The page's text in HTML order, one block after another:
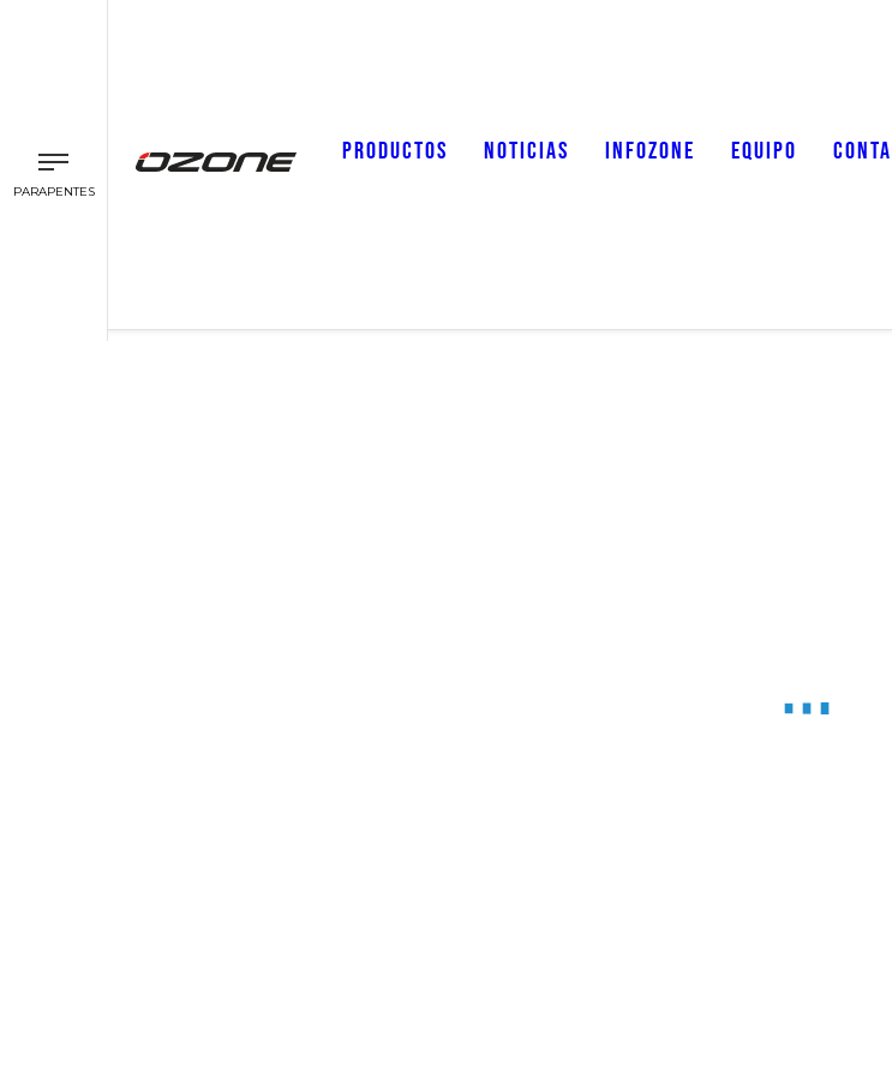
PARAPENTES
PRODUCTOS NOTICIAS INFOZONE EQUIPO